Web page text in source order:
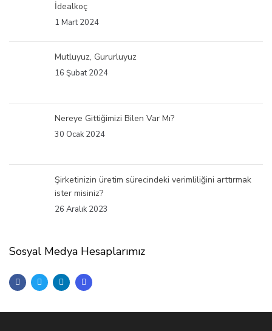
İdealkoç
1 Mart 2024
Mutluyuz, Gururluyuz
16 Şubat 2024
Nereye Gittiğimizi Bilen Var Mı?
30 Ocak 2024
Şirketinizin üretim sürecindeki verimliliğini arttırmak
ister misiniz?
26 Aralık 2023
Sosyal Medya Hesaplarımız